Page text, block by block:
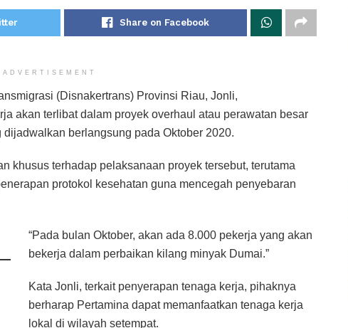
Share on Facebook
ADVERTISEMENT
(Disnakertrans) Provinsi Riau, Jonli,
akan terlibat dalam proyek overhaul atau perawatan besar
berlangsung pada Oktober 2020.
khusus terhadap pelaksanaan proyek tersebut, terutama
protokol kesehatan guna mencegah penyebaran
“Pada bulan Oktober, akan ada 8.000 pekerja yang akan
bekerja dalam perbaikan kilang minyak Dumai.”
Kata Jonli, terkait penyerapan tenaga kerja, pihaknya
berharap Pertamina dapat memanfaatkan tenaga kerja
lokal di wilayah setempat.